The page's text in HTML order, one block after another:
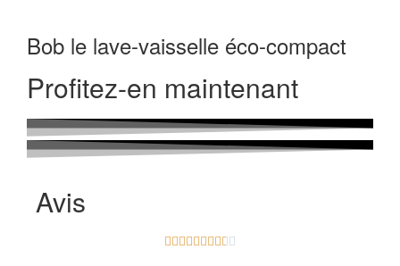
Bob le lave-vaisselle éco-compact
Profitez-en maintenant
Avis
